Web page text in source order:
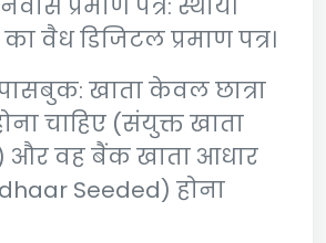
प्रमाण पत्र: स्थायी
वैध डिजिटल प्रमाण पत्र।
खाता केवल छात्रा
चाहिए (संयुक्त खाता
और वह बैंक खाता आधार
Seeded) होना